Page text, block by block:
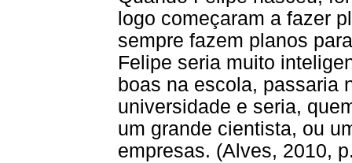
logo começaram a fazer
sempre fazem planos
Felipe seria muito
boas na escola, passaria
universidade e seria,
um grande cientista, ou
empresas. (Alves, 2010,